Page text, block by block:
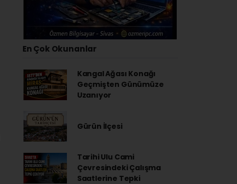
En Çok Okunanlar
Kangal Ağası Konağı
Geçmişten Günümüze
Uzanıyor
Gürün İlçesi
Tarihi Ulu Cami
Çevresindeki Çalışma
Saatlerine Tepki